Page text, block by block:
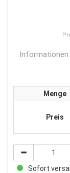
Informationen
Menge
Preis
Sofort